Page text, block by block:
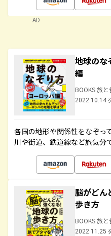
AD
地球の
編
BOOKS 旅と
2022.10.14
各国の地形や関係性をなぞっ
川や街道、鉄道線など旅気分
脳がどん
歩き方
BOOKS 旅と
2022.11.25